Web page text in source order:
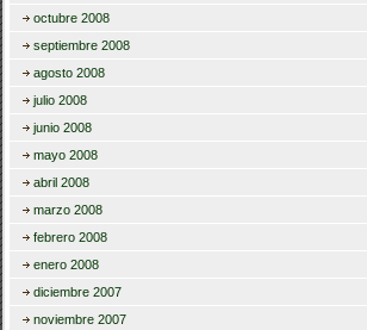
octubre 2008
septiembre 2008
agosto 2008
julio 2008
junio 2008
mayo 2008
abril 2008
marzo 2008
febrero 2008
enero 2008
diciembre 2007
noviembre 2007